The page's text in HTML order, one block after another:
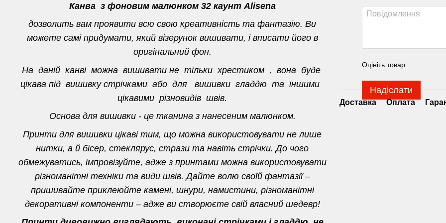
Канва з фоновим малюнком 32 каунт Alisena
дозволить вам проявити всю свою креативність та фантазію. Ви
можете самі придумати, який візерунок вишивати, і вписати його в
оригінальний фон.
На даній канві можна вишивати не тільки хрестиком , вона буде
цікава під вишивку стрічками або для вишивки гладдю та іншими
цікавими різновидів швів.
Основа для вишивки - це тканина з нанесеним малюнком.
Принти для вишивки цікаві тим, що можна використовувати не лише
нитки, а й бісер, стеклярус, стрази та навіть стрічки. До чого
обмежуватись, імпровізуйте, адже з принтами можна використовувати
різноманітні техніки та види швів. Дайте волю своїй фантазії –
пришивайте приклеюйте камені, шнури, намистини, різноманітні
декоративні компоненти – адже ви створюєте свій власний шедевр!
Оцініть товар
Надіслати
Доставка Оплата